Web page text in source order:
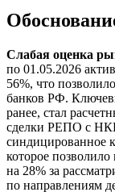
Слабая оценка
по 01.05.2026
56%, что
банков РФ.
ранее, стал
сделки РЕПО с
синдицированное
которое
на 28% за
по направлениям